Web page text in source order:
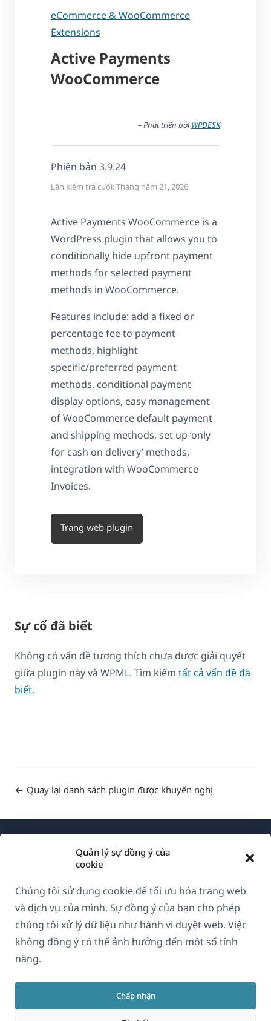
Quản lý sự đồng ý của
cookie
Chúng tôi sử dụng cookie để tối ưu hóa trang web
và dịch vụ của mình. Sự đồng ý của bạn cho phép
chúng tôi xử lý dữ liệu như hành vi duyệt web. Việc
không đồng ý có thể ảnh hưởng đến một số tính
năng.
Chấp nhận
eCommerce & WooCommerce
Extensions
Active Payments
WooCommerce
– Phát triển bởiWPDESK
Phiên bản 3.9.24
Lần kiểm tra cuối: Tháng năm 21, 2026
Active Payments WooCommerce is a
WordPress plugin that allows you to
conditionally hide upfront payment
methods for selected payment
methods in WooCommerce.
Features include: add a fixed or
percentage fee to payment
methods, highlight
specific/preferred payment
methods, conditional payment
display options, easy management
of WooCommerce default payment
and shipping methods, set up ‘only
for cash on delivery’ methods,
integration with WooCommerce
Invoices.
Trang web plugin
Sự cố đã biết
Không có vấn đề tương thích chưa được giải quyết
giữa plugin này và WPML. Tìm kiếm tất cả vấn đề đã
biết.
Quay lại danh sách plugin được khuyến nghị
Vietnamese
GDPR & Chính sách Bảo mật
Tham gia đội ngũ của chúng tôi(mở
mới)
trong
cửa
sổ
trong
cửa
sổ
trong
sổ